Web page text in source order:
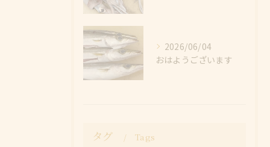
2026/06/04
おはようございます
タグ Tags